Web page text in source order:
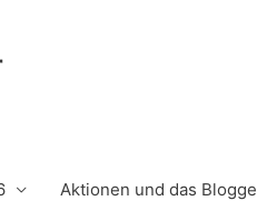
Aktionen und das